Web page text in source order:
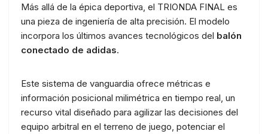
Más allá de la épica deportiva, el TRIONDA FINAL es
una pieza de ingeniería de alta precisión. El modelo
incorpora los últimos avances tecnológicos del balón
conectado de adidas.
Este sistema de vanguardia ofrece métricas e
información posicional milimétrica en tiempo real, un
recurso vital diseñado para agilizar las decisiones del
equipo arbitral en el terreno de juego, potenciar el